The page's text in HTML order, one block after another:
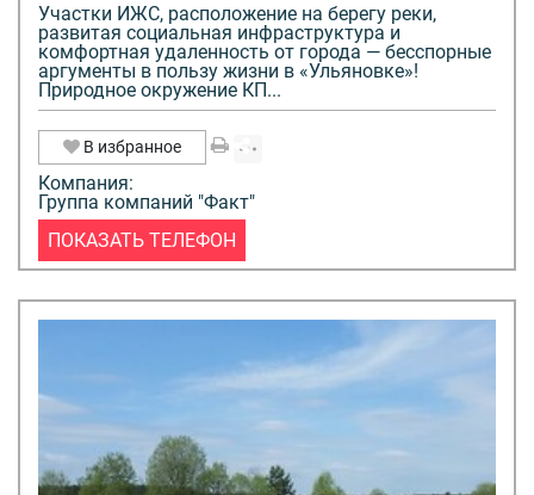
Участки ИЖС, расположение на берегу реки,
развитая социальная инфраструктура и
комфортная удаленность от города — бесспорные
аргументы в пользу жизни в «Ульяновке»!
Природное окружение КП...
В избранное
Компания:
Группа компаний "Факт"
ПОКАЗАТЬ ТЕЛЕФОН